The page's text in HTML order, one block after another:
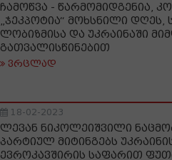
ჩამოწვა - წარმომიდგენია,
„ჯეკპოტია“ მოხსნილი
ლობიზმისა და უკრაინაში
გათვალისწინებით
ვრცლად
18-02-2023
ლევან ნიკოლეიშვილი
პარტიულ მიტინგებს
ევროკავშირის საფარით